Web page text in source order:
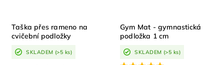
Taška přes rameno na
cvičební podložky
SKLADEM (>5 ks)
Gym Mat - gymnastická
podložka 1 cm
SKLADEM (>5 ks)